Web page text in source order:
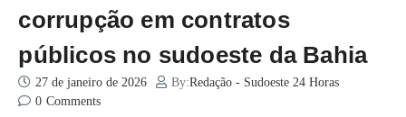
corrupção em contratos
públicos no sudoeste da Bahia
27 de janeiro de 2026 By:Redação - Sudoeste 24 Horas
0 Comments